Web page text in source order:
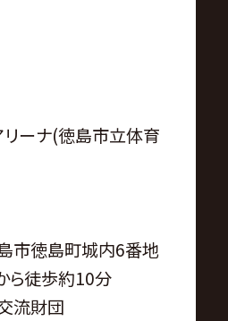
リーナ(徳島市立体育
徳島町城内6番地
ら徒歩約10分
流財団